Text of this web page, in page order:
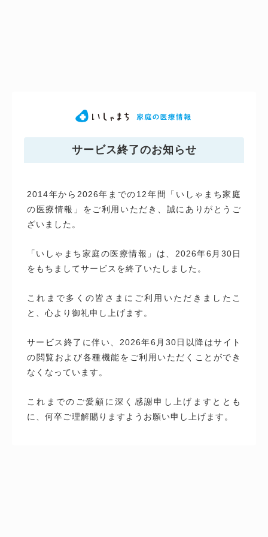
サービス終了のお知らせ
2014年から2026年までの12年間「いしゃまち家庭
の医療情報」をご利用いただき、誠にありがとうご
ざいました。
「いしゃまち家庭の医療情報」は、2026年6月30日
をもちましてサービスを終了いたしました。
これまで多くの皆さまにご利用いただきましたこ
と、心より御礼申し上げます。
サービス終了に伴い、2026年6月30日以降はサイト
の閲覧および各種機能をご利用いただくことができ
なくなっています。
これまでのご愛顧に深く感謝申し上げますととも
に、何卒ご理解賜りますようお願い申し上げます。